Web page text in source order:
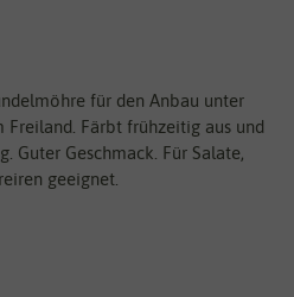
für den Anbau unter
Freiland. Färbt frühzeitig aus und
Guter Geschmack. Für Salate,
geeignet.